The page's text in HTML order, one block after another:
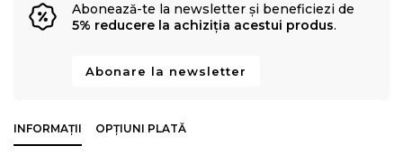
Abonează-te la newsletter și beneficiezi de
5% reducere la achiziția acestui produs.
Abonare la newsletter
INFORMAȚII OPȚIUNI PLATĂ